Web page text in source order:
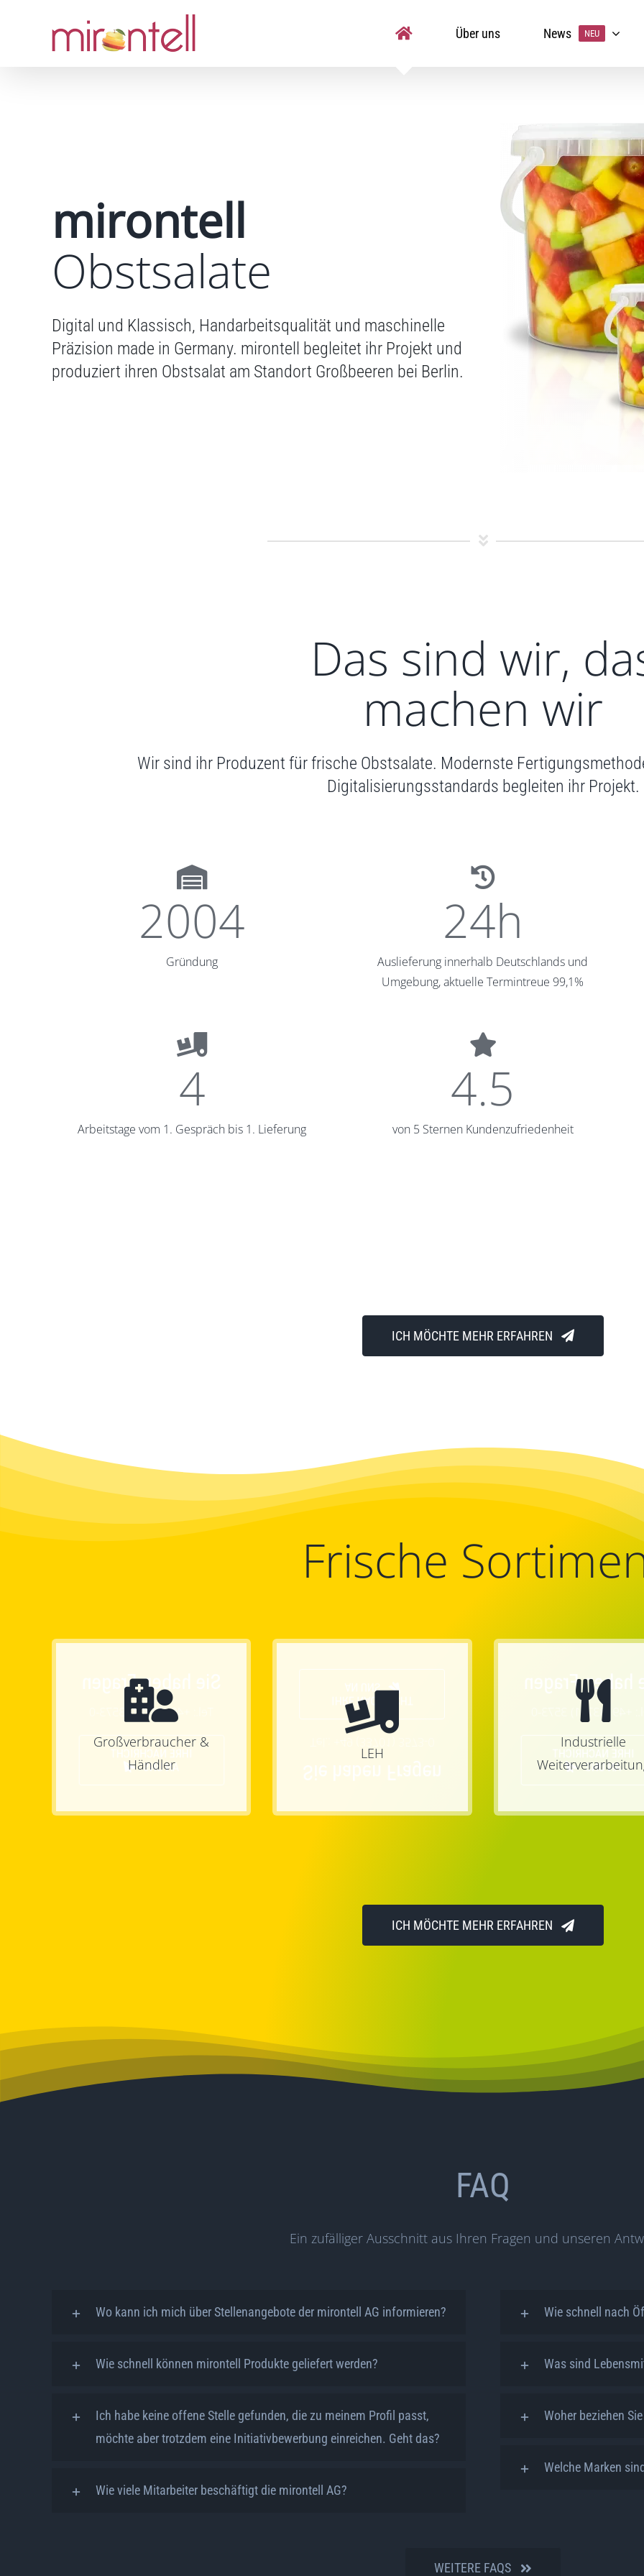
Über uns News NEU
mirontell
Obstsalate
Digital und Klassisch, Handarbeitsqualität und maschinelle
Präzision made in Germany. mirontell begleitet ihr Projekt und
produziert ihren Obstsalat am Standort Großbeeren bei Berlin.
Das sind wir,
machen wir
Wir sind ihr Produzent für frische Obstsalate. Modernste
Digitalisierungsstandards begleiten ihr Projekt.
2004
Gründung
24h
Auslieferung innerhalb Deutschlands und
Umgebung, aktuelle Termintreue 99,1%
4
Arbeitstage vom 1. Gespräch bis 1. Lieferung
4.5
von 5 Sternen Kundenzufriedenheit
ICH MÖCHTE MEHR ERFAHREN
Frische
Großverbraucher &
Händler
Sie haben Fragen
Tel.: +49 (33701) 3573-0
IHRE NACHRICHT
AN UNS
LEH
Sie haben Fragen
IHRE NACHRICHT
AN UNS
Industrielle
Sie haben
Tel.: +49 (33701)
IHRE NACHRICHT
AN UNS
ICH MÖCHTE MEHR ERFAHREN
FAQ
Ein zufälliger Ausschnitt aus Ihren Fragen und unseren
Wo kann ich mich über Stellenangebote der mirontell AG informieren?
Wie schnell können mirontell Produkte geliefert werden?
Ich habe keine offene Stelle gefunden, die zu meinem Profil passt,
möchte aber trotzdem eine Initiativbewerbung einreichen. Geht das?
Wie viele Mitarbeiter beschäftigt die mirontell AG?
Wie schnell nach
Was sind
Woher beziehen
Welche Marken
WEITERE FAQS